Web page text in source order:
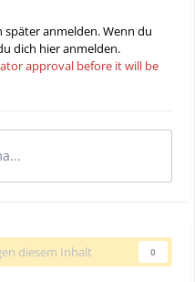
anmelden. Wenn du
dich hieranmelden.
approval before it will be
diesem Inhalt 0